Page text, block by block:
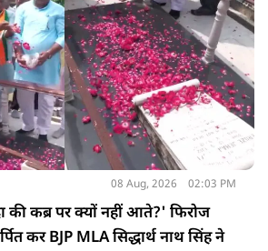
08 Aug, 2026 02:03 PM
की कब्र पर क्यों नहीं आते?' फिरोज
कर BJP MLA सिद्धार्थ नाथ सिंह ने